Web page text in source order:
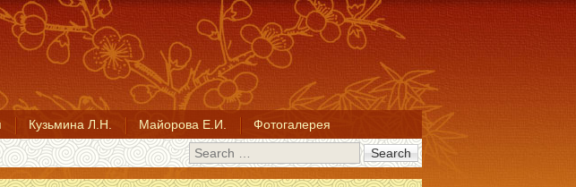
Кузьмина Л.Н. Майорова Е.И.
Фотогалерея
Search